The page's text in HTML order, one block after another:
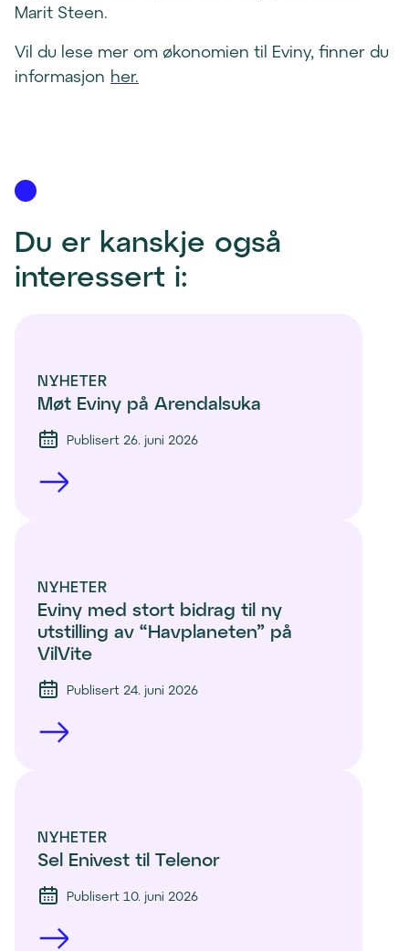
Marit Steen.
Vil du lese mer om økonomien til Eviny, finner du
informasjon her.
Du er kanskje også
interessert i:
NYHETER
Møt Eviny på Arendalsuka
Publisert 26. juni 2026
NYHETER
Eviny med stort bidrag til ny
utstilling av “Havplaneten” på
VilVite
Publisert 24. juni 2026
NYHETER
Sel Enivest til Telenor
Publisert 10. juni 2026